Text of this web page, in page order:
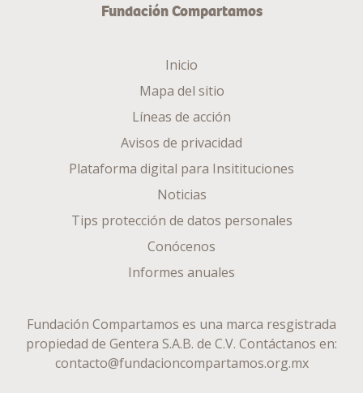
Fundación Compartamos
Inicio
Mapa del sitio
Líneas de acción
Avisos de privacidad
Plataforma digital para Insitituciones
Noticias
Tips protección de datos personales
Conócenos
Informes anuales
Fundación Compartamos es una marca resgistrada
propiedad de Gentera S.A.B. de C.V. Contáctanos en:
contacto@fundacioncompartamos.org.mx